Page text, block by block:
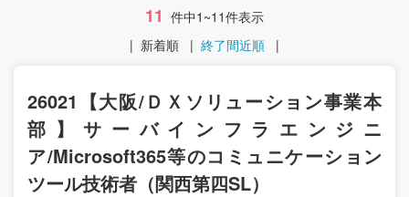
11 件中1~11件表示
| 新着順 | 終了間近順 |
26021【大阪/ＤＸソリューション事業本
部】サーバインフラエンジニ
ア/Microsoft365等のコミュニケーション
ツール技術者（関西第四SL）